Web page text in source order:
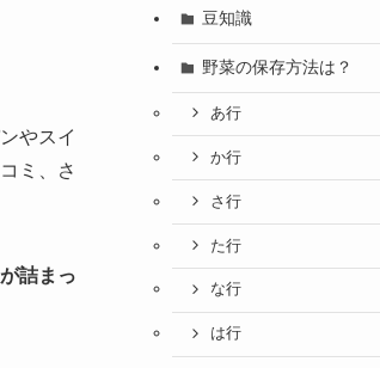
やスイ
ミ、さ
詰まっ
豆知識
野菜の保存方法は？
あ行
か行
さ行
た行
な行
は行